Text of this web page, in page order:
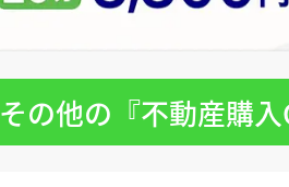
その他の『不動産購入